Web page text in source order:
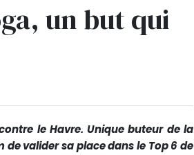
un but qui
le Havre. Unique buteur de la
valider sa place dans le Top 6 de